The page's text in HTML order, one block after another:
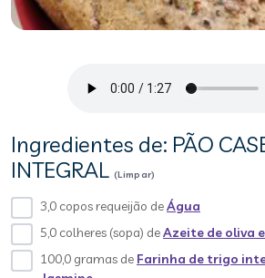
Ingredientes de: PÃO
INTEGRAL (Limpar)
3,0 copos requeijão deÁgua
5,0 colheres (sopa) deAzeite de oliva
100,0 gramas de Farinha de trigo